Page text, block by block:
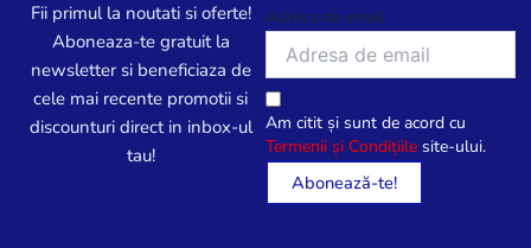
Fii primul la noutati si oferte!
Aboneaza-te gratuit la
newsletter si beneficiaza de
cele mai recente promotii si
discounturi direct in inbox-ul
tau!
Adresa de email
Am citit și sunt de acord cu
Termenii și Condițiile site-ului.